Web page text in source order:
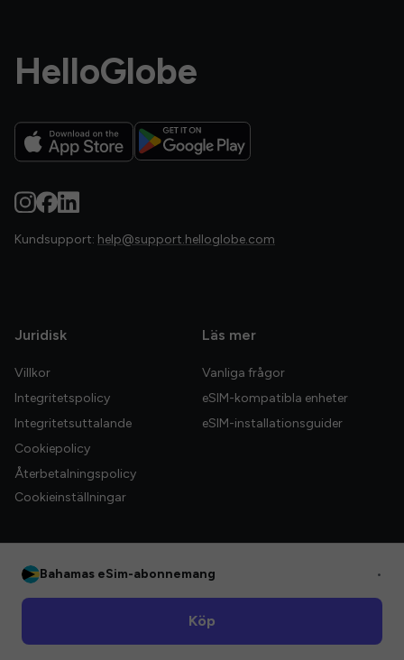
HelloGlobe
Kundsupport: help@support.helloglobe.com
Juridisk
Villkor
Integritetspolicy
Integritetsuttalande
Cookiepolicy
Återbetalningspolicy
Cookieinställningar
Läs mer
Vanliga frågor
eSIM-kompatibla enheter
eSIM-installationsguider
Bahamas eSim-abonnemang •
Köp